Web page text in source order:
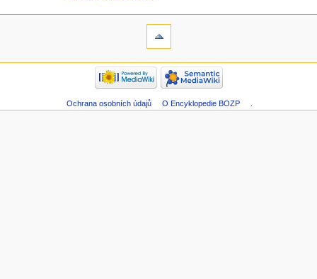
Ochrana osobních údajů O Encyklopedie BOZP